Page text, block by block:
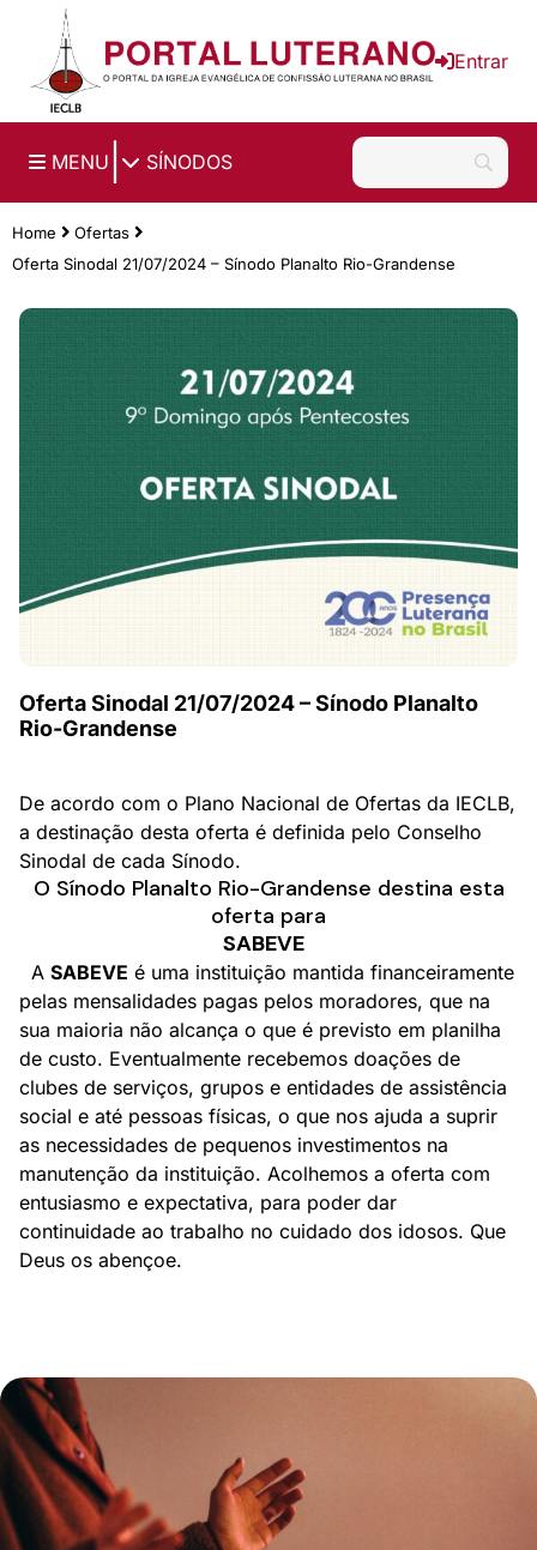
Ir para o conteúdo principal
Entrar
MENU SÍNODOS
Home
Ofertas
Oferta Sinodal 21/07/2024 – Sínodo Planalto Rio-Grandense
Oferta Sinodal 21/07/2024 – Sínodo Planalto
Rio-Grandense
De acordo com o Plano Nacional de Ofertas da IECLB,
a destinação desta oferta é definida pelo Conselho
Sinodal de cada Sínodo.
O Sínodo Planalto Rio-Grandense destina esta
oferta para
SABEVE
A SABEVE é uma instituição mantida financeiramente
pelas mensalidades pagas pelos moradores, que na
sua maioria não alcança o que é previsto em planilha
de custo. Eventualmente recebemos doações de
clubes de serviços, grupos e entidades de assistência
social e até pessoas físicas, o que nos ajuda a suprir
as necessidades de pequenos investimentos na
manutenção da instituição. Acolhemos a oferta com
entusiasmo e expectativa, para poder dar
continuidade ao trabalho no cuidado dos idosos. Que
Deus os abençoe.